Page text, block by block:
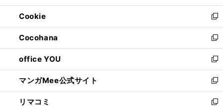
開
く
ウ
で
開
く
ン
ド
ウ
で
開
く
ウ
ィ
ン
ド
ウ
で
開
く
Cookie
新
し
い
ウ
ィ
ン
ド
ウ
で
Cocohana
新
し
い
ウ
ィ
ン
ド
office YOU
新
し
い
ウ
ィ
マンガMee公式サイト
新
し
い
リマコミ 新